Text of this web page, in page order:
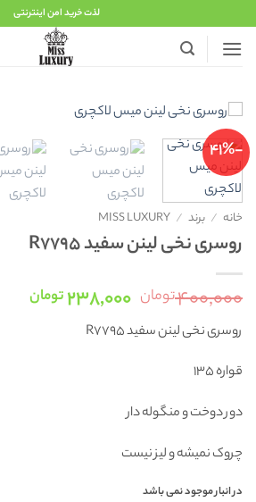
to
content
لذت خرید امن اینترنتی
-41%
خانه / برند /
MISS LUXURY
روسری نخی لینن سفید R7795
۴۰۰,۰۰۰تومان قیمت
اصلی:
۲۳۸,۰۰۰تومانقیمت
روسری نخی لینن سفید R7795
قواره 135
دور دوخت و منگوله دار
چروک نمیشه و لیز نیست
در انبار موجود نمی باشد